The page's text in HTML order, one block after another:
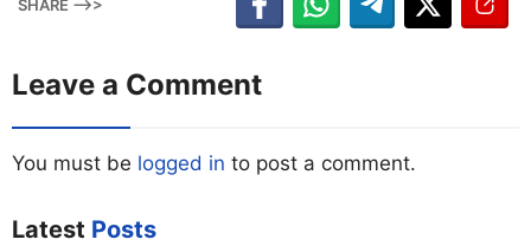
SHARE -->>
Leave a Comment
You must be logged in to post a comment.
Latest Posts